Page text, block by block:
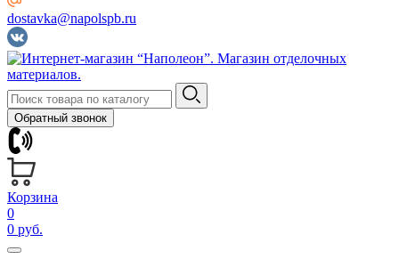
dostavka@napolspb.ru
Обратный звонок
Корзина
0
0 руб.